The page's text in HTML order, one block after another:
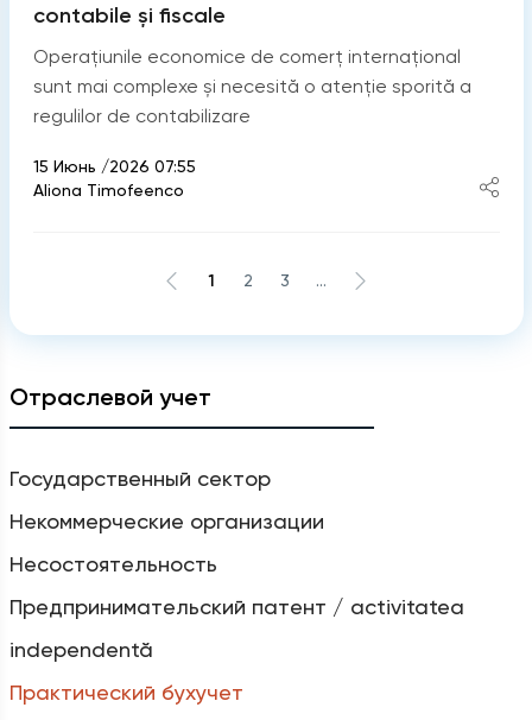
Отраслевой учет
Государственный сектор
Некоммерческие организации
Несостоятельность
Предпринимательский патент / activitatea
independentă
Практический бухучет
contabile și fiscale
Operațiunile economice de comerț internațional
sunt mai complexe și necesită o atenție sporită a
regulilor de contabilizare
15 Июнь /2026 07:55
Aliona Timofeenco
1 2 3 ...